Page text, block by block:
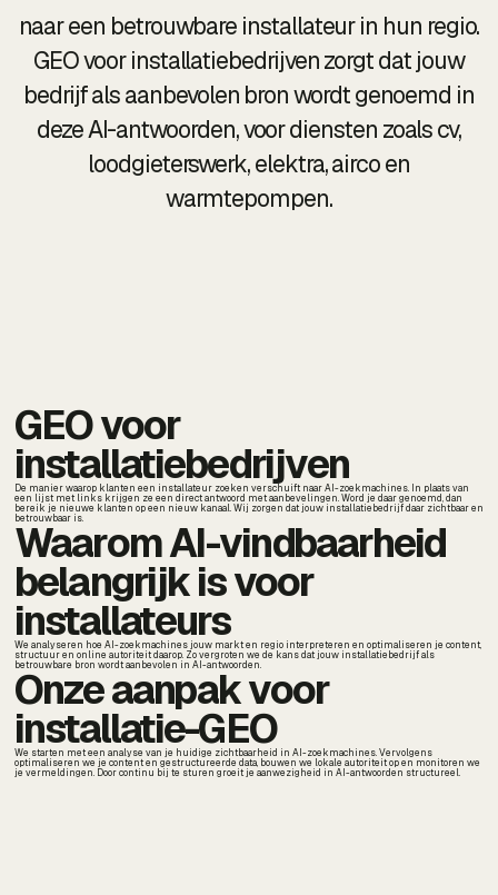
naar een betrouwbare installateur in hun regio.
GEO voor installatiebedrijven zorgt dat jouw
bedrijf als aanbevolen bron wordt genoemd in
deze AI-antwoorden, voor diensten zoals cv,
loodgieterswerk, elektra, airco en
warmtepompen.
GEO voor
installatiebedrijven
De manier waarop klanten een installateur zoeken verschuift naar AI-zoekmachines. In plaats van
een lijst met links krijgen ze een direct antwoord met aanbevelingen. Word je daar genoemd, dan
bereik je nieuwe klanten op een nieuw kanaal. Wij zorgen dat jouw installatiebedrijf daar zichtbaar en
betrouwbaar is.
Waarom AI-vindbaarheid
belangrijk is voor
installateurs
We analyseren hoe AI-zoekmachines jouw markt en regio interpreteren en optimaliseren je content,
structuur en online autoriteit daarop. Zo vergroten we de kans dat jouw installatiebedrijf als
betrouwbare bron wordt aanbevolen in AI-antwoorden.
Onze aanpak voor
installatie-GEO
We starten met een analyse van je huidige zichtbaarheid in AI-zoekmachines. Vervolgens
optimaliseren we je content en gestructureerde data, bouwen we lokale autoriteit op en monitoren we
je vermeldingen. Door continu bij te sturen groeit je aanwezigheid in AI-antwoorden structureel.